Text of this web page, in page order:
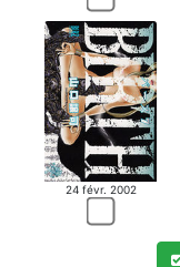
24 févr. 2002